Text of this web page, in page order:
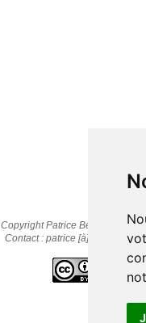
Copyright Patrice Bernard ©
Contact : patrice [à]